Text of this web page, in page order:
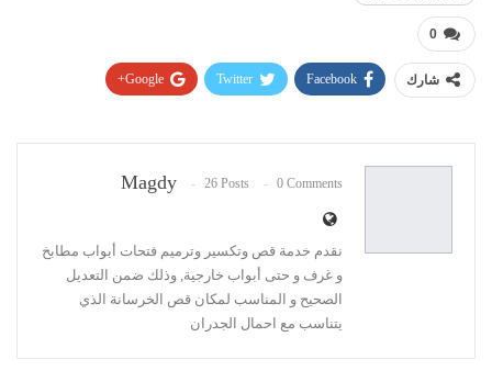
0
شارك Facebook
Twitter
Google+
Magdy 26 Posts 0 Comments
نقدم خدمة قص وتكسير وترميم فتحات أبواب مطابخ
و غرف و حتى أبواب خارجية, وذلك ضمن التعديل
الصحيح و المناسب لمكان قص الخرسانة الذي
يتناسب مع احمال الجدران